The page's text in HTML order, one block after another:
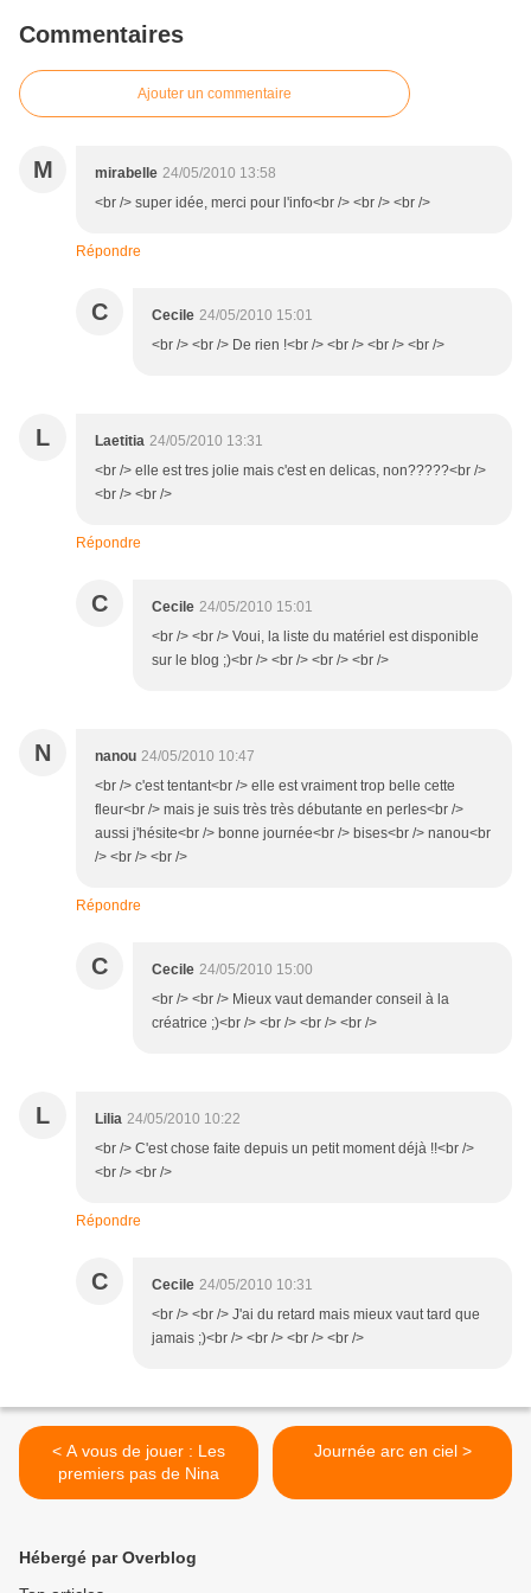
Commentaires
Ajouter un commentaire
M mirabelle 24/05/2010 13:58
<br /> super idée, merci pour l'info<br /> <br /> <br />
Répondre
C Cecile 24/05/2010 15:01
<br /> <br /> De rien !<br /> <br /> <br /> <br />
L Laetitia 24/05/2010 13:31
<br /> elle est tres jolie mais c'est en delicas, non?????<br />
<br /> <br />
Répondre
C Cecile 24/05/2010 15:01
<br /> <br /> Voui, la liste du matériel est disponible
sur le blog ;)<br /> <br /> <br /> <br />
N nanou 24/05/2010 10:47
<br /> c'est tentant<br /> elle est vraiment trop belle cette
fleur<br /> mais je suis très très débutante en perles<br />
aussi j'hésite<br /> bonne journée<br /> bises<br /> nanou<br
/> <br /> <br />
Répondre
C Cecile 24/05/2010 15:00
<br /> <br /> Mieux vaut demander conseil à la
créatrice ;)<br /> <br /> <br /> <br />
L Lilia 24/05/2010 10:22
<br /> C'est chose faite depuis un petit moment déjà !!<br />
<br /> <br />
Répondre
C Cecile 24/05/2010 10:31
<br /> <br /> J'ai du retard mais mieux vaut tard que
jamais ;)<br /> <br /> <br /> <br />
< A vous de jouer : Les
premiers pas de Nina
Journée arc en ciel >
Hébergé par Overblog